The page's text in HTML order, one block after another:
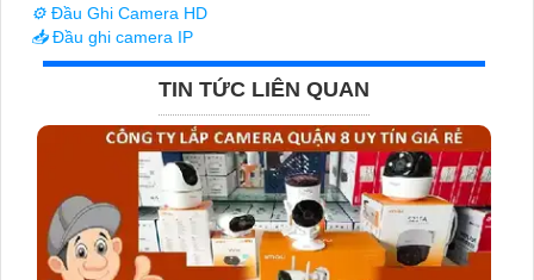
⚙️ Đầu Ghi Camera HD
📥Đầu ghi camera IP
TIN TỨC LIÊN QUAN